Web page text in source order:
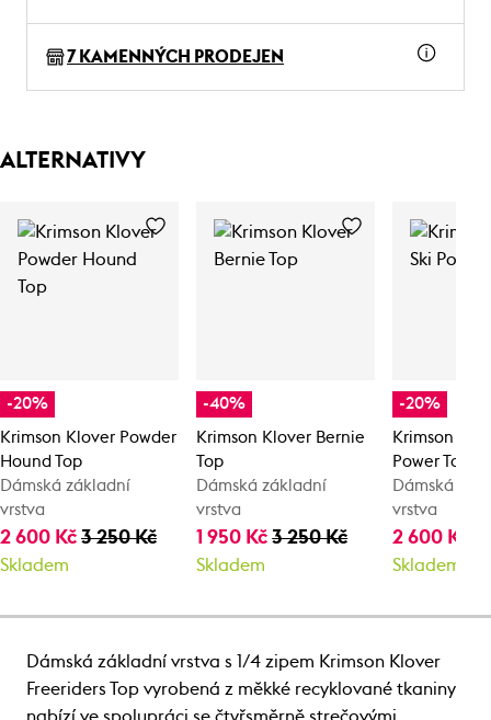
7 KAMENNÝCH PRODEJEN
ALTERNATIVY
-20%
Krimson Klover Powder
Hound Top
Dámská základní
vrstva
2 600 Kč 3 250 Kč
Skladem
-40%
Krimson Klover Bernie
Top
Dámská základní
vrstva
1 950 Kč3 250 Kč
Skladem
-20%
Krimson
Power Top
Dámská
vrstva
2 600 Kč
Skladem
Dámská základní vrstva s 1/4 zipem Krimson Klover
Freeriders Top vyrobená z měkké recyklované tkaniny